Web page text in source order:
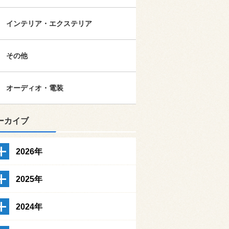
インテリア・エクステリア
その他
オーディオ・電装
カイブ
2026年
2025年
2024年